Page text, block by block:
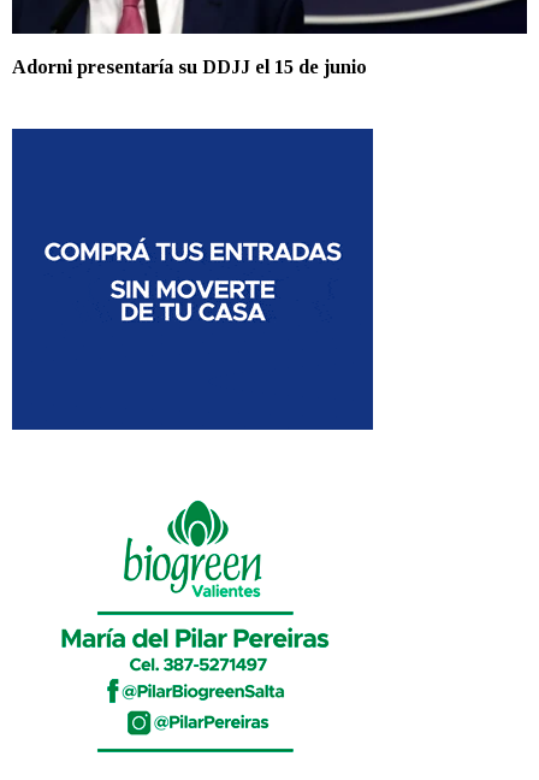
Adorni presentaría su DDJJ el 15 de junio